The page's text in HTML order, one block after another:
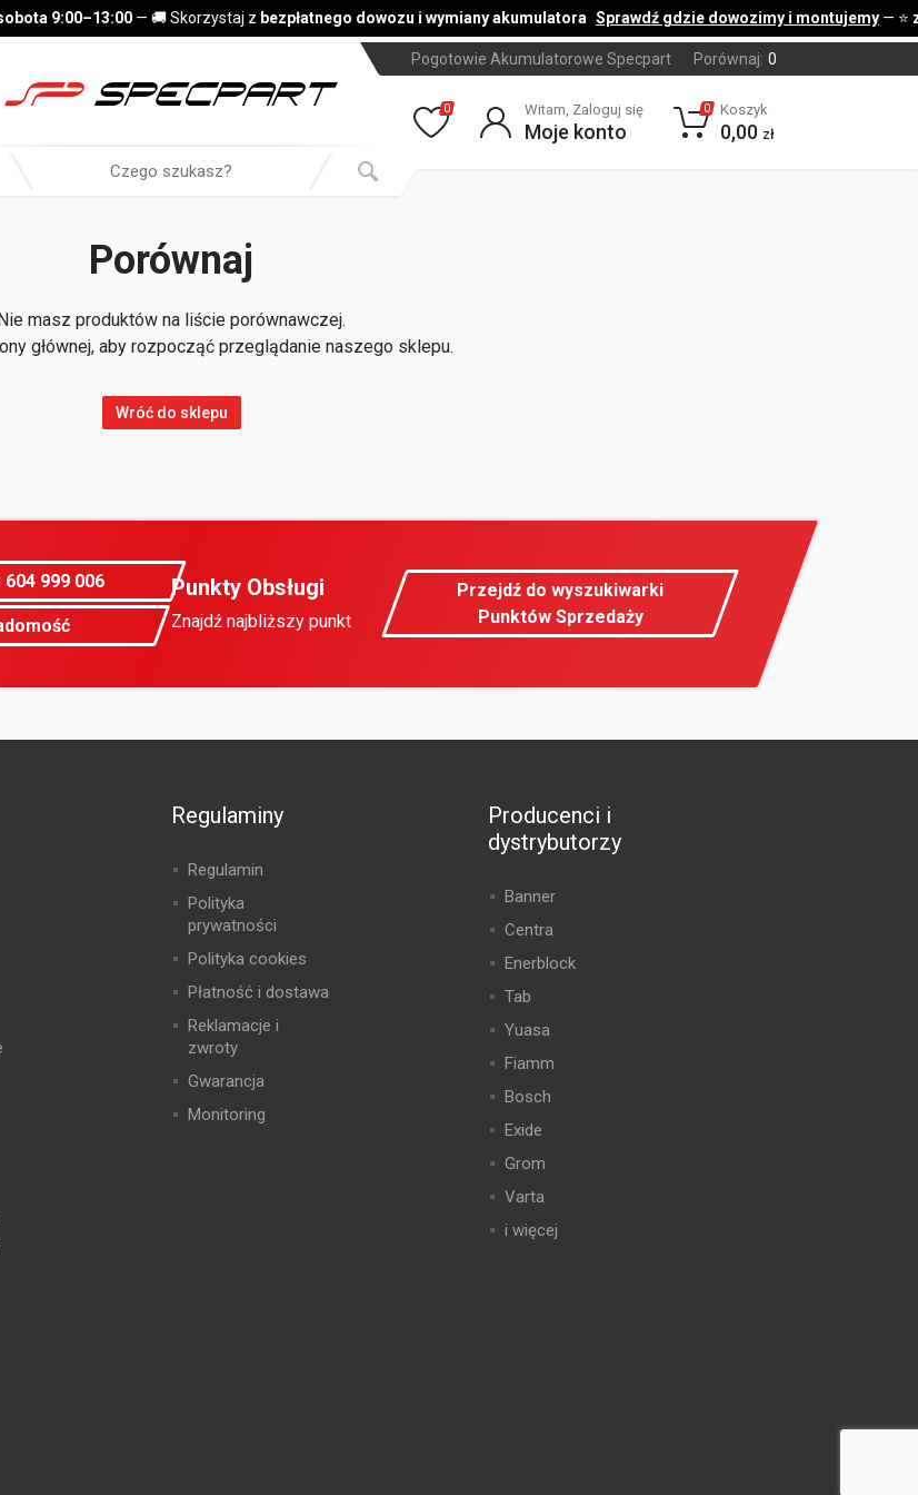
9:00–13:00— 🚚 Skorzystaj zbezpłatnego dowozu i wymiany akumulatora Sprawdź gdzie dowozimy i montujemy— ⭐
Pogotowie Akumulatorowe Specpart Porównaj: 0
0 Witam, Zaloguj się
Moje konto
0 Koszyk
0,00 zł
Porównaj
masz produktów na liście porównawczej.
głównej, aby rozpocząć przeglądanie naszego sklepu.
Wróć do sklepu
999 006 Punkty Obsługi
Znajdź najbliższy punkt
Przejdź do wyszukiwarki
Punktów Sprzedaży
Regulaminy
Regulamin
Polityka
prywatności
Polityka cookies
Płatność i dostawa
Reklamacje i
zwroty
Gwarancja
Monitoring
Producenci i
dystrybutorzy
Banner
Centra
Enerblock
Tab
Yuasa
Fiamm
Bosch
Exide
Grom
Varta
i więcej